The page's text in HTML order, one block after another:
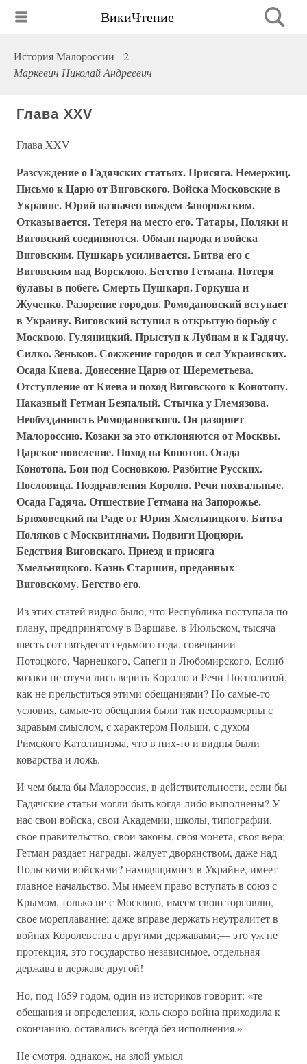
ВикиЧтение
История Малороссии - 2
Маркевич Николай Андреевич
Глава XXV
Глава XXV
Разсуждение о Гадячских статьях. Присяга. Немержиц.
Письмо к Царю от Виговского. Войска Московские в
Украине. Юрий назначен вождем Запорожским.
Отказывается. Тетеря на место его. Татары, Поляки и
Виговский соединяются. Обман народа и войска
Виговским. Пушкарь усиливается. Битва его с
Виговским над Ворсклою. Бегство Гетмана. Потеря
булавы в побеге. Смерть Пушкаря. Горкуша и
Жученко. Разорение городов. Ромодановский вступает
в Украину. Виговский вступил в открытую борьбу с
Москвою. Гуляницкий. Прыступ к Лубнам и к Гадячу.
Силко. Зеньков. Сожжение городов и сел Украинских.
Осада Киева. Донесение Царю от Шереметьева.
Отступление от Киева и поход Виговского к Конотопу.
Наказный Гетман Безпалый. Стычка у Глемязова.
Необузданность Ромодановского. Он разоряет
Малороссию. Козаки за это отклоняются от Москвы.
Царское повеление. Поход на Конотоп. Осада
Конотопа. Бои под Сосновкою. Разбитие Русских.
Пословица. Поздравления Королю. Речи похвальные.
Осада Гадяча. Отшествие Гетмана на Запорожье.
Брюховецкий на Раде от Юрия Хмельницкого. Битва
Поляков с Москвитянами. Подвиги Цюцюри.
Бедствия Виговскаго. Приезд и присяга
Хмельницкого. Казнь Старшин, преданных
Виговскому. Бегство его.
Из этих статей видно было, что Республика поступала по
плану, предпринятому в Варшаве, в Июльском, тысяча
шесть сот пятьдесят седьмого года, совещании
Потоцкого, Чарнецкого, Сапеги и Любомирского, Еслиб
козаки не отучи лись верить Королю и Речи Посполитой,
как не прельститься этими обещаниями? Но самые-то
условия, самые-то обещания были так несоразмерны с
здравым смыслом, с характером Польши, с духом
Римского Католицизма, что в них-то и видны были
коварства и ложь.
И чем была бы Малороссия, в действительности, если бы
Гадячские статьи могли быть когда-либо выполнены? У
нас свои войска, свои Академии, школы, типографии,
свое правительство, свои законы, своя монета, своя вера;
Гетман раздает награды, жалует дворянством, даже над
Польскими войсками? находящимися в Украйне, имеет
главное начальство. Мы имеем право вступать в союз с
Крымом, только не с Москвою, имеем свою торговлю,
свое мореплавание; даже вправе держать неутралитет в
войнах Королевства с другими державами;— это уж не
протекция, это государство независимое, отдельная
держава в державе другой!
Но, под 1659 годом, один из историков говорит: «те
обещания и определения, коль скоро война приходила к
окончанию, оставались всегда без исполнения.»
Не смотря, однакож, на злой умысл